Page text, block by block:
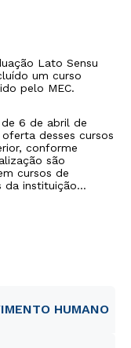
Lato Sensu
um curso
pelo MEC.
de 6 de abril de
desses cursos
conforme
são
cursos de
da instituição
HUMANO